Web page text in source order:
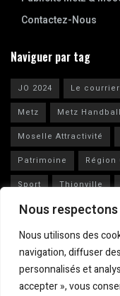
Nous
Nous utilisons des
navigation, diffuser
personnalisés et
accepter », vous
Contactez-Nous
Naviguer par tag
JO 2024 Le
Metz
Metz Handball
Moselle Attractivité
Patrimoine
Région
Sport
Thionville
Vianney Huguenot